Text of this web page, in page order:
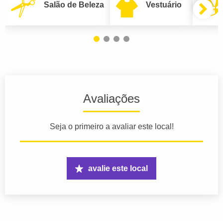
Salão de Beleza Vestuário
Avaliações
Seja o primeiro a avaliar este local!
avalie este local